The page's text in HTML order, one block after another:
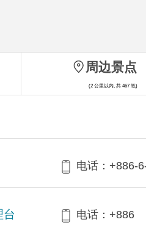
电话：+886-
台
电话：+886
周边景点
(2 公里以内, 共 467 笔)